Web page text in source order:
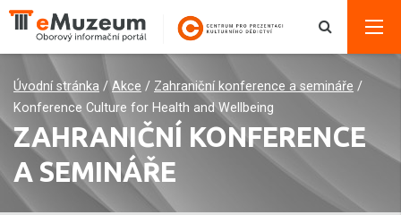
Úvodní stránka / Akce / Zahraniční konference a semináře /
Konference Culture for Health and Wellbeing
ZAHRANIČNÍ KONFERENCE
A SEMINÁŘE